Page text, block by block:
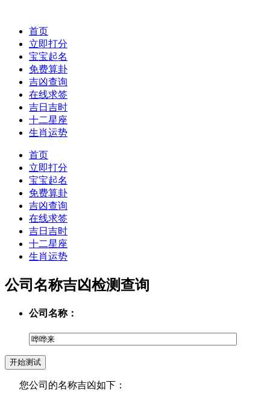
首页
立即打分
宝宝起名
免费算卦
吉凶查询
在线求签
吉日吉时
十二星座
生肖运势
首页
立即打分
宝宝起名
免费算卦
吉凶查询
在线求签
吉日吉时
十二星座
生肖运势
公司名称吉凶检测查询
公司名称：
您公司的名称吉凶如下：